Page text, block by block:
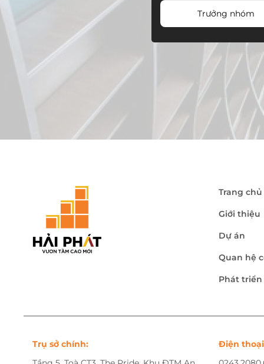
Trưởng nhóm
Trang chủ
Giới thiệu
Dự án
Quan hệ
Phát
Trụ sở chính:
Điện